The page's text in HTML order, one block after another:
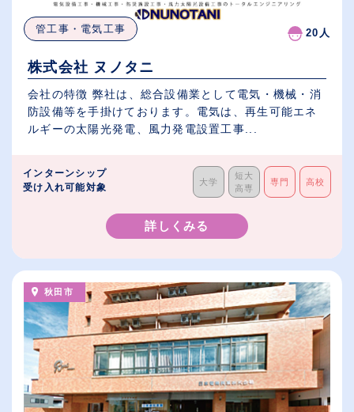
管工事・電気工事 20人
株式会社 ヌノタニ
会社の特徴 弊社は、総合設備業として電気・機械・消
防設備等を手掛けております。電気は、再生可能エネ
ルギーの太陽光発電、風力発電設置工事...
インターンシップ
受け入れ可能対象
大学
短大
高専
専門 高校
詳しくみる
秋田市